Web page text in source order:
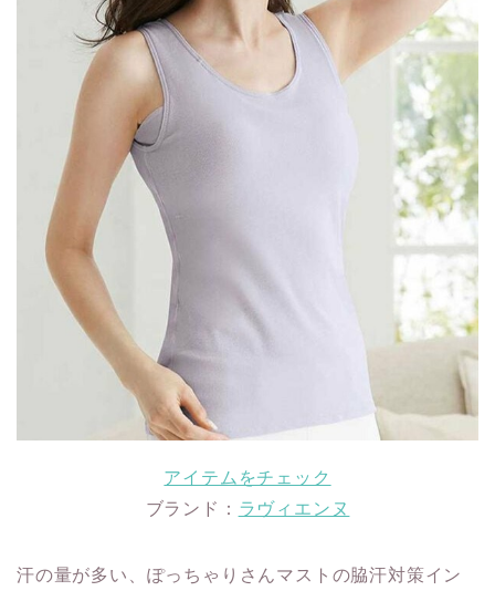
アイテムをチェック
ブランド： ラヴィエンヌ
汗の量が多い、ぽっちゃりさんマストの脇汗対策イン